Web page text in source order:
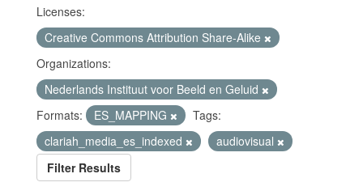
Licenses:
Creative Commons Attribution Share-Alike
Organizations:
Nederlands Instituut voor Beeld en Geluid
Formats:
ES_MAPPING
Tags:
clariah_media_es_indexed
audiovisual
Filter Results